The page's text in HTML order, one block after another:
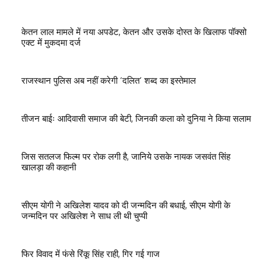
केतन लाल मामले में नया अपडेट, केतन और उसके दोस्त के खिलाफ पॉक्सो
एक्ट में मुकदमा दर्ज
राजस्थान पुलिस अब नहीं करेगी ‘दलित’ शब्द का इस्तेमाल
तीजन बाईः आदिवासी समाज की बेटी, जिनकी कला को दुनिया ने किया सलाम
जिस सतलज फिल्म पर रोक लगी है, जानिये उसके नायक जसवंत सिंह
खालड़ा की कहानी
सीएम योगी ने अखिलेश यादव को दी जन्मदिन की बधाई, सीएम योगी के
जन्मदिन पर अखिलेश ने साध ली थी चुप्पी
फिर विवाद में फंसे रिंकू सिंह राही, गिर गई गाज